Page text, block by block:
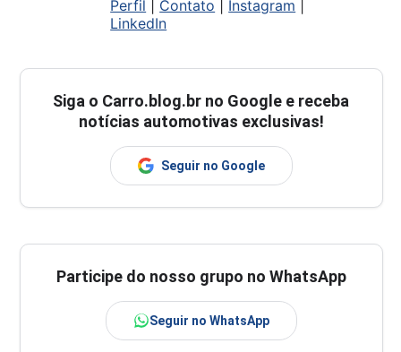
Perfil Contato Instagram
LinkedIn
Siga o Carro.blog.br no Google e receba
notícias automotivas exclusivas!
Seguir no Google
Participe do nosso grupo no WhatsApp
Seguir no WhatsApp